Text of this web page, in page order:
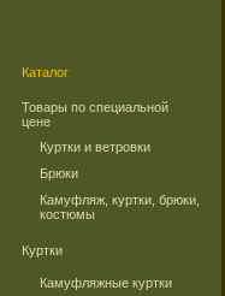
Каталог
Товары по специальной
цене
Куртки и ветровки
Брюки
Камуфляж, куртки, брюки,
костюмы
Куртки
Камуфляжные куртки